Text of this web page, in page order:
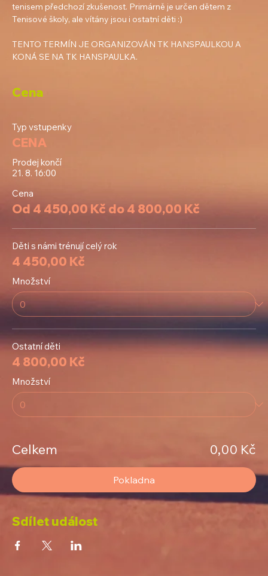
tenisem předchozí zkušenost. Primárně je určen dětem z
Tenisové školy, ale vítány jsou i ostatní děti :)
TENTO TERMÍN JE ORGANIZOVÁN TK HANSPAULKOU A
KONÁ SE NA TK HANSPAULKA.
Cena
Typ vstupenky
CENA
Prodej končí
21. 8. 16:00
Cena
Od 4 450,00 Kč do 4 800,00 Kč
Děti s námi trénují celý rok
4 450,00 Kč
Množství
Ostatní děti
4 800,00 Kč
Množství
Celkem 0,00 Kč
Pokladna
Sdílet událost